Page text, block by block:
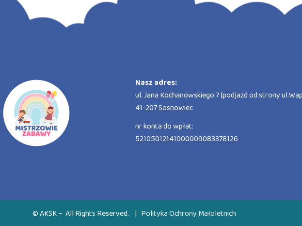
Nasz adres:
ul. Jana Kochanowskiego 7 (podjazd od strony
41-207 Sosnowiec
nr konta do wpłat:
52105012141000009083378126
© AKSK – All Rights Reserved. | Polityka Ochrony Małoletnich